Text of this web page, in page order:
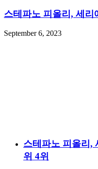
스테파노 피올리, 세리
September 6, 2023
스테파노 피올리,
위 4위